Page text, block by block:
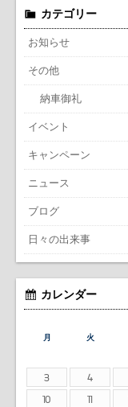
カテゴリー
お知らせ
その他
納車御礼
イベント
キャンペーン
ニュース
ブログ
日々の出来事
カレンダー
月 火
3
4
10
11